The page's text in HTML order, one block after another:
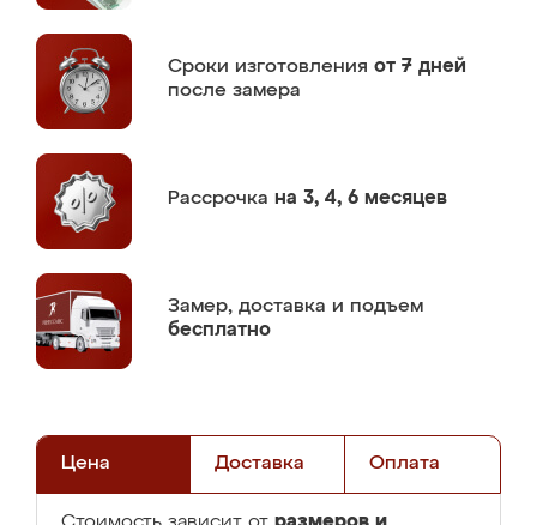
Сроки изготовления от 7 дней
после замера
Рассрочка на 3, 4, 6 месяцев
Замер, доставка и подъем
бесплатно
Цена Доставка Оплата